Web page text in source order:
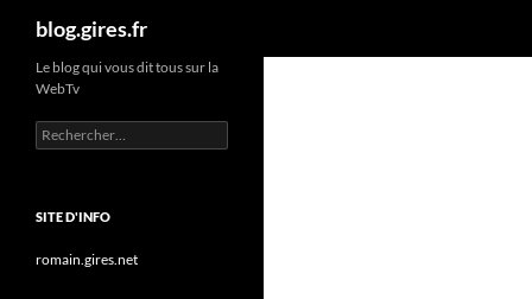
Aller
contenu
blog.gires.fr
Le blog qui vous dit tous sur la
WebTv
Rechercher :
SITE D'INFO
romain.gires.net